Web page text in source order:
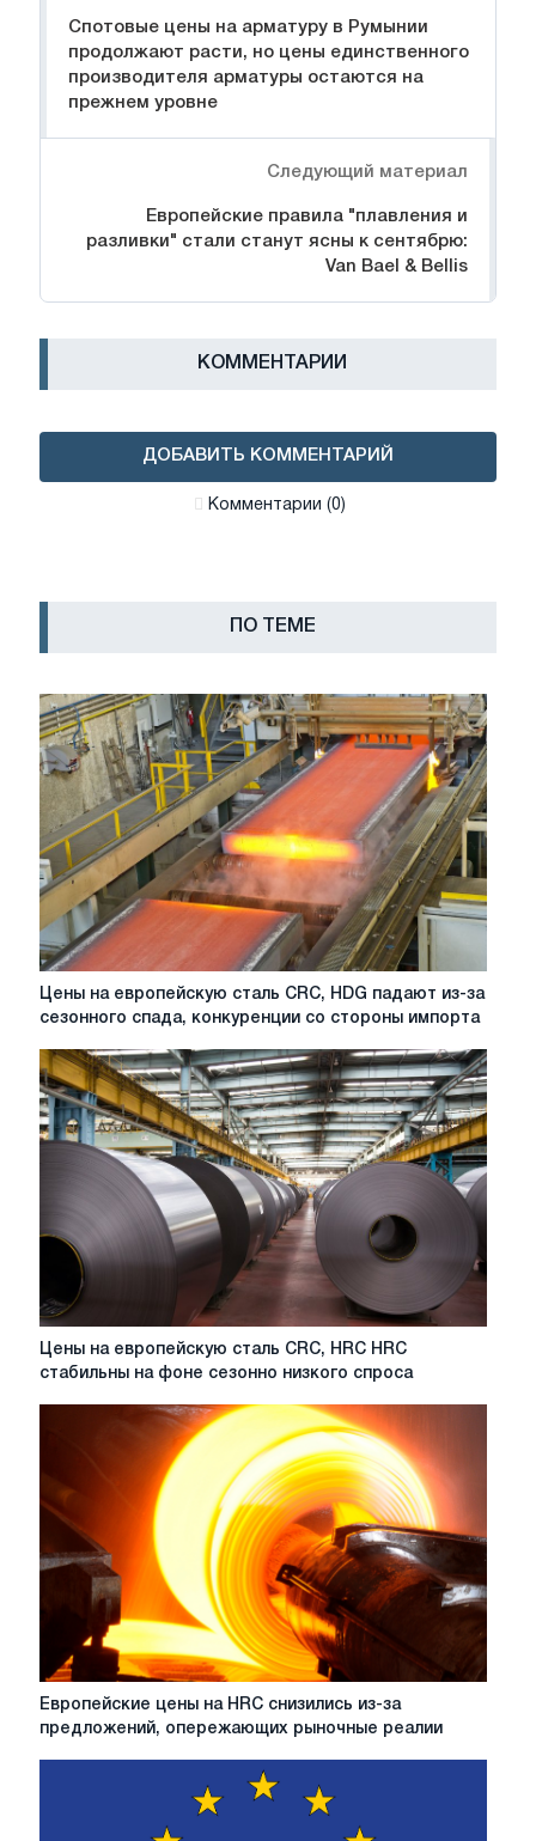
Спотовые цены на арматуру в Румынии
продолжают расти, но цены единственного
производителя арматуры остаются на
прежнем уровне
Следующий материал
Европейские правила "плавления и
разливки" стали станут ясны к сентябрю:
Van Bael & Bellis
КОММЕНТАРИИ
ДОБАВИТЬ КОММЕНТАРИЙ
Комментарии (0)
ПО ТЕМЕ
Цены
на
сталь
CRC,
HDG
падают
спада,
конкуренции
стороны
Цены на европейскую сталь CRC, HDG падают из-за
сезонного спада, конкуренции со стороны импорта
Цены
HRC
стабильны
фоне
сезонно
низкого
спроса
Цены на европейскую сталь CRC, HRC HRC
стабильны на фоне сезонно низкого спроса
Европейские
Европейские цены на HRC снизились из-за
предложений, опережающих рыночные реалии